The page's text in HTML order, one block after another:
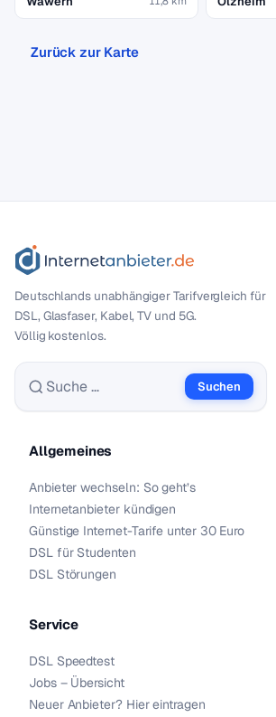
Zurück zur Karte
Deutschlands unabhängiger Tarif­vergleich für
DSL, Glasfaser, Kabel, TV und 5G.
Völlig kostenlos.
Suche nach:
Suchen
Allgemeines
Anbieter wechseln: So geht’s
Internetanbieter kündigen
Günstige Internet-Tarife unter 30 Euro
DSL für Studenten
DSL Störungen
Service
DSL Speedtest
Jobs – Übersicht
Neuer Anbieter? Hier eintragen